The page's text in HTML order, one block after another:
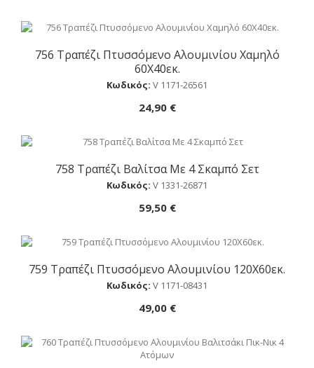
Αγορά
756 Τραπέζι Πτυσσόμενο Αλουμινίου Χαμηλό
60Χ40εκ.
Κωδικός: V 1171-26561
24,90 €
Αγορά
758 Τραπέζι Βαλίτσα Με 4 Σκαμπό Σετ
Κωδικός: V 1331-26871
59,50 €
Αγορά
759 Τραπέζι Πτυσσόμενο Αλουμινίου 120Χ60εκ.
Κωδικός: V 1171-08431
49,00 €